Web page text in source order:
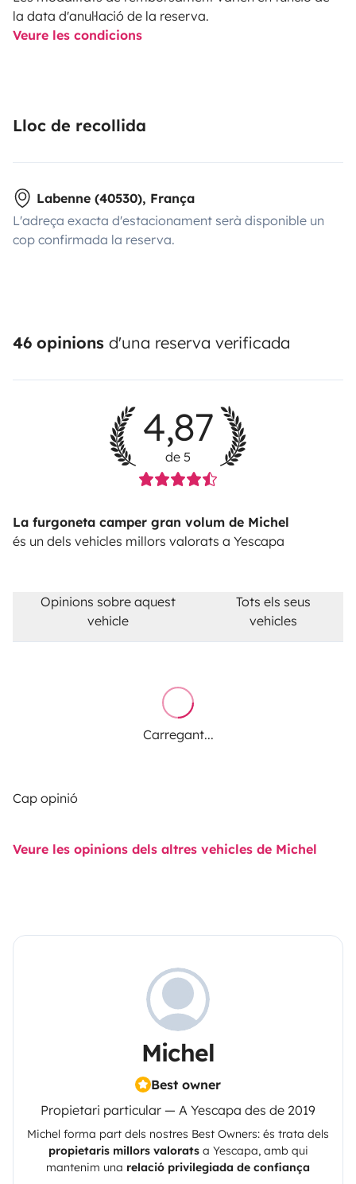
la data d'anul·lació de la reserva.
Veure les condicions
Lloc de recollida
Labenne (40530), França
L'adreça exacta d'estacionament serà disponible un
cop confirmada la reserva.
46 opinions d'una reserva verificada
4,87
de 5
La furgoneta camper gran volum de Michel
és un dels vehicles millors valorats a Yescapa
Opinions sobre aquest
vehicle
Tots els seus
vehicles
Carregant...
Cap opinió
Veure les opinions dels altres vehicles de Michel
Michel
Best owner
Propietari particular — A Yescapa des de 2019
Michel forma part dels nostres Best Owners: és trata dels
propietaris millors valoratsa Yescapa, amb qui
mantenim una relació privilegiada de confiança